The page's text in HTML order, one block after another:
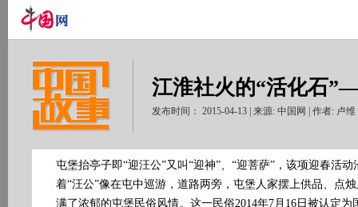
江淮社火的“活化石
发布时间： 2015-04-13 | 来源: 中国网 | 作者: 卢
屯堡抬亭子即“迎汪公”又叫“迎神”、“迎菩萨”，该项迎春活
着“汪公”像在屯中巡游，道路两旁，屯堡人家摆上供品、点
满了浓郁的屯堡民俗风情。这一民俗2014年7月16日被认定为